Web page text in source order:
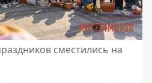
сместились на